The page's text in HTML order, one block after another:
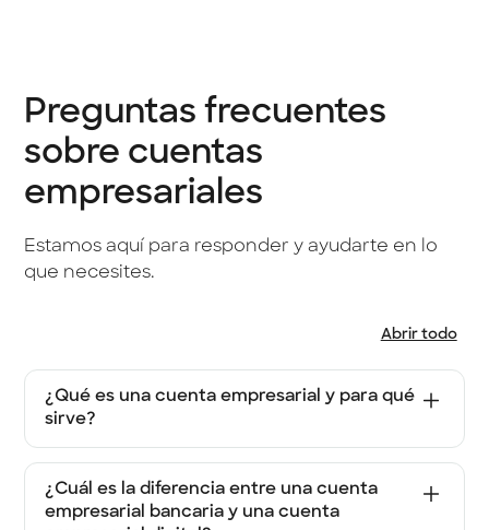
Preguntas frecuentes
sobre cuentas
empresariales
Estamos aquí para responder y ayudarte en lo
que necesites.
Abrir todo
¿Qué es una cuenta empresarial y para qué
sirve?
Una cuenta empresarial es una cuenta
bancaria diseñada para gestionar los
ingresos y gastos de un negocio, separando
¿Cuál es la diferencia entre una cuenta
empresarial bancaria y una cuenta